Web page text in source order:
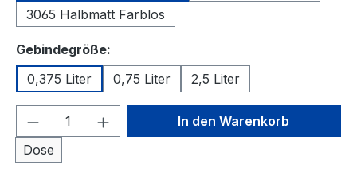
3065 Halbmatt Farblos
Gebindegröße:
0,375 Liter
0,75 Liter 2,5 Liter
Produkt Anzahl: Gib den
Dose
In den Warenkorb